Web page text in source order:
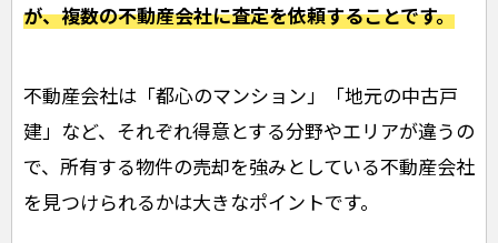
が、複数の不動産会社に査定を依頼することです。
不動産会社は「都心のマンション」「地元の中古戸
建」など、それぞれ得意とする分野やエリアが違うの
で、所有する物件の売却を強みとしている不動産会社
を見つけられるかは大きなポイントです。